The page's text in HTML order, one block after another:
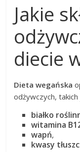
Jakie
diecie
Dieta wegańska
odżywczych, takich
białko
witamina
wapń,
kwasy